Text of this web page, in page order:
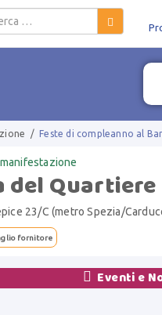
al contenuto
/Feste di compleanno al
del
23/C (metro Spezia/
fornitore
 Eventi e